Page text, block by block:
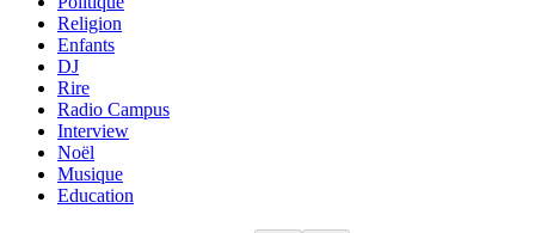
Religion
Enfants
DJ
Rire
Radio Campus
Interview
Noël
Musique
Education